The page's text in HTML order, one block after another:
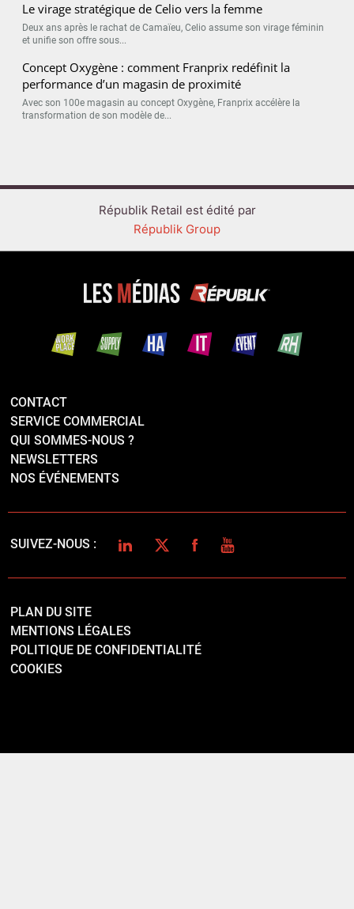
Le virage stratégique de Celio vers la femme
Deux ans après le rachat de Camaïeu, Celio assume son virage féminin
et unifie son offre sous...
Concept Oxygène : comment Franprix redéfinit la
performance d’un magasin de proximité
Avec son 100e magasin au concept Oxygène, Franprix accélère la
transformation de son modèle de...
Républik Retail est édité par
Républik Group
CONTACT
SERVICE COMMERCIAL
QUI SOMMES-NOUS ?
NEWSLETTERS
NOS ÉVÉNEMENTS
SUIVEZ-NOUS : LINKEDINTWITTERFACEBOOK
YOUTUBE
PLAN DU SITE
MENTIONS LÉGALES
POLITIQUE DE CONFIDENTIALITÉ
COOKIES